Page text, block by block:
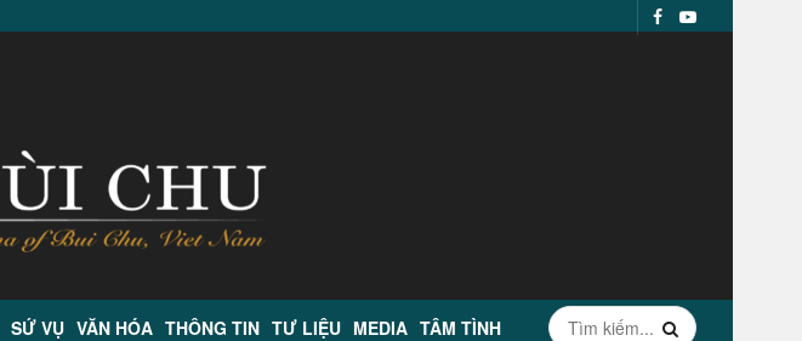
SỨ VỤ VĂN HÓA THÔNG TIN TƯ LIỆU MEDIA TÂM TÌNH